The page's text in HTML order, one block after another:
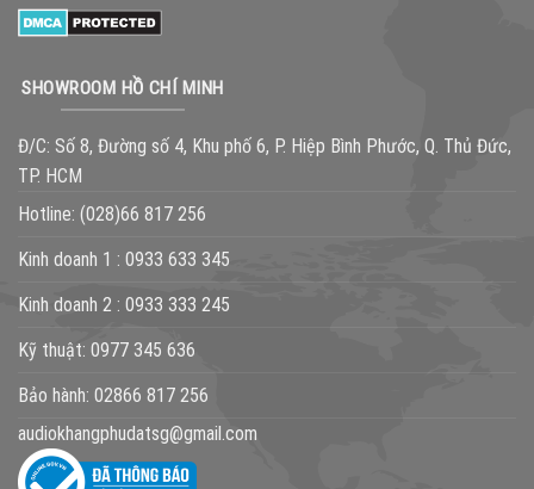
SHOWROOM HỒ CHÍ MINH
Đ/C: Số 8, Đường số 4, Khu phố 6, P. Hiệp Bình Phước, Q. Thủ Đức,
TP. HCM
Hotline: (028)66 817 256
Kinh doanh 1 : 0933 633 345
Kinh doanh 2 : 0933 333 245
Kỹ thuật: 0977 345 636
Bảo hành: 02866 817 256
audiokhangphudatsg@gmail.com